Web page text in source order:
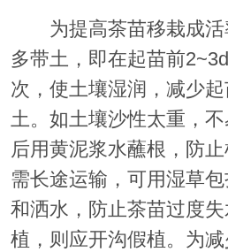
为提高茶苗移栽成活
多带土，即在起苗前
次，使土壤湿润，减少
土。如土壤沙性太重，
后用黄泥浆水蘸根，防
需长途运输，可用湿草
和洒水，防止茶苗过度
植，则应开沟假植。为